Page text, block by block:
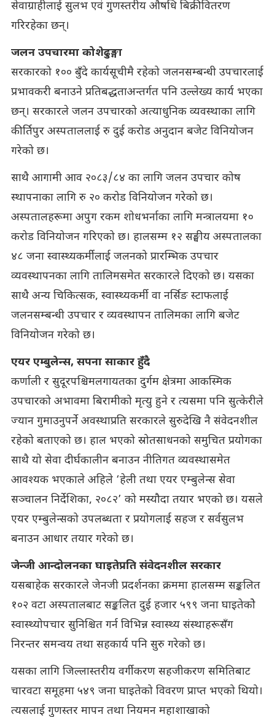
सेवाग्राहीलाई सुलभ एवं गुणस्तरीय औषधि बिक्रीवितरण
गरिरहेका छन्।
जलन उपचारमा कोशेढुङ्गा
सरकारको १०० बुँदे कार्यसूचीमै रहेको जलनसम्बन्धी उपचारलाई
प्रभावकरी बनाउने प्रतिबद्धताअन्तर्गत पनि उल्लेख्य कार्य भएका
छन्। सरकारले जलन उपचारको अत्याधुनिक व्यवस्थाका लागि
कीर्तिपुर अस्पताललाई रु दुई करोड अनुदान बजेट विनियोजन
गरेको छ।
साथै आगामी आव २०८३/८४ का लागि जलन उपचार कोष
स्थापनाका लागि रु २० करोड विनियोजन गरेको छ।
अस्पतालहरूमा अपुग रकम शोधभर्नाका लागि मन्त्रालयमा १०
करोड विनियोजन गरिएको छ। हालसम्म १२ सङ्घीय अस्पतालका
४८ जना स्वास्थ्यकर्मीलाई जलनको प्रारम्भिक उपचार
व्यवस्थापनका लागि तालिमसमेत सरकारले दिएको छ। यसका
साथै अन्य चिकित्सक, स्वास्थ्यकर्मी वा नर्सिङ स्टाफलाई
जलनसम्बन्धी उपचार र व्यवस्थापन तालिमका लागि बजेट
विनियोजन गरेको छ।
एयर एम्बुलेन्स, सपना साकार हुँदै
कर्णाली र सुदूरपश्चिमलगायतका दुर्गम क्षेत्रमा आकस्मिक
उपचारको अभावमा बिरामीको मृत्यु हुने र त्यसमा पनि सुत्केरीले
ज्यान गुमाउनुपर्ने अवस्थाप्रति सरकारले सुरुदेखि नै संवेदनशील
रहेको बताएको छ। हाल भएको स्रोतसाधनको समुचित प्रयोगका
साथै यो सेवा दीर्घकालीन बनाउन नीतिगत व्यवस्थासमेत
आवश्यक भएकाले अहिले ‘हेली तथा एयर एम्बुलेन्स सेवा
सञ्चालन निर्देशिका, २०८२’ को मस्यौदा तयार भएको छ। यसले
एयर एम्बुलेन्सको उपलब्धता र प्रयोगलाई सहज र सर्वसुलभ
बनाउन आधार तयार गरेको छ।
जेन्जी आन्दोलनका घाइतेप्रति संवेदनशील सरकार
यसबाहेक सरकारले जेनजी प्रदर्शनका क्रममा हालसम्म सङ्कलित
१०२ वटा अस्पतालबाट सङ्कलित दुई हजार ५९९ जना घाइतेकोे
स्वास्थ्योपचार सुनिश्चित गर्न विभिन्न स्वास्थ्य संस्थाहरूसँग
निरन्तर समन्वय तथा सहकार्य पनि सुरु गरेको छ।
यसका लागि जिल्लास्तरीय वर्गीकरण सहजीकरण समितिबाट
चारवटा समूहमा ५४९ जना घाइतेको विवरण प्राप्त भएको थियो।
त्यसलाई गुणस्तर मापन तथा नियमन महाशाखाको